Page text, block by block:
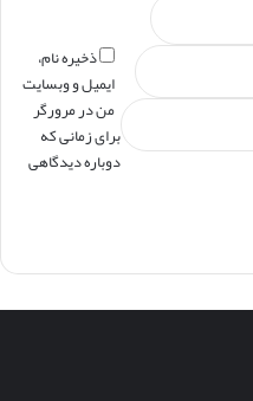
ذخیره نام،
ایمیل و وبسایت
من در مرورگر
برای زمانی که
دوباره دیدگاهی